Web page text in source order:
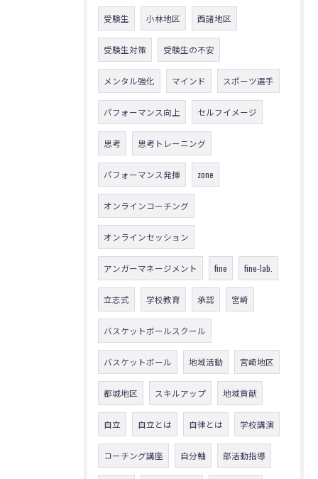
受験生 小林地区 西諸地区
受験生対策 受験生の不安
メンタル強化 マインド スポーツ選手
パフォーマンス向上 セルフイメージ
思考 思考トレーニング
パフォーマンス発揮 zone
オンラインコーチング
オンラインセッション
アンガーマネージメント fine fine-lab.
立志式 学校教育 承認 宮崎
バスケットボールスクール
バスケットボール 地域活動 宮崎地区
都城地区 スキルアップ 地域貢献
自立 自立とは 自律とは 学校講演
コーチング講座 自分軸 部活動指導